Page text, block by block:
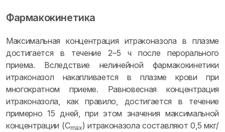
Фармакокинетика
Максимальная концентрация итраконазола в плазме
достигается в течение 2–5 ч после перорального
приема. Вследствие нелинейной фармакокинетики
итраконазол накапливается в плазме крови при
многократном приеме. Равновесная концентрация
итраконазола, как правило, достигается в течение
примерно 15 дней, при этом значения максимальной
концентрации (Cmax) итраконазола составляют 0,5 мкг/